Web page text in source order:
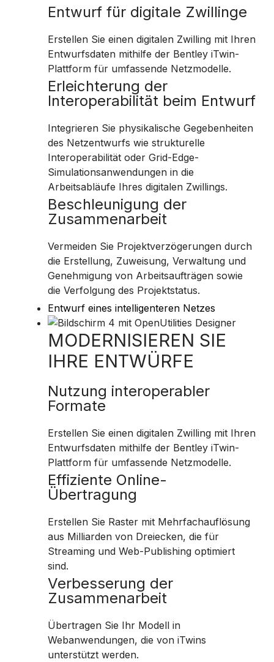
Entwurf für digitale Zwillinge
Erstellen Sie einen digitalen Zwilling mit Ihren
Entwurfsdaten mithilfe der Bentley iTwin-
Plattform für umfassende Netzmodelle.
Erleichterung der
Interoperabilität beim Entwurf
Integrieren Sie physikalische Gegebenheiten
des Netzentwurfs wie strukturelle
Interoperabilität oder Grid-Edge-
Simulationsanwendungen in die
Arbeitsabläufe Ihres digitalen Zwillings.
Beschleunigung der
Zusammenarbeit
Vermeiden Sie Projektverzögerungen durch
die Erstellung, Zuweisung, Verwaltung und
Genehmigung von Arbeitsaufträgen sowie
die Verfolgung des Projektstatus.
Entwurf eines intelligenteren Netzes
MODERNISIEREN SIE
IHRE ENTWÜRFE
Nutzung interoperabler
Formate
Erstellen Sie einen digitalen Zwilling mit Ihren
Entwurfsdaten mithilfe der Bentley iTwin-
Plattform für umfassende Netzmodelle.
Effiziente Online-
Übertragung
Erstellen Sie Raster mit Mehrfachauflösung
aus Milliarden von Dreiecken, die für
Streaming und Web-Publishing optimiert
sind.
Verbesserung der
Zusammenarbeit
Übertragen Sie Ihr Modell in
Webanwendungen, die von iTwins
unterstützt werden.